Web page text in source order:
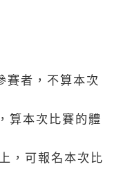
賽者，不算本次
算本次比賽的體
，可報名本次比